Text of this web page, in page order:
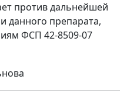
против дальнейшей
данного препарата,
ФСП 42-8509-07